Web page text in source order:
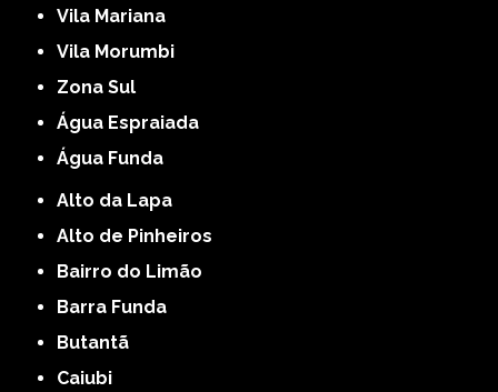
Vila Mariana
Vila Morumbi
Zona Sul
Água Espraiada
Água Funda
Alto da Lapa
Alto de Pinheiros
Bairro do Limão
Barra Funda
Butantã
Caiubi